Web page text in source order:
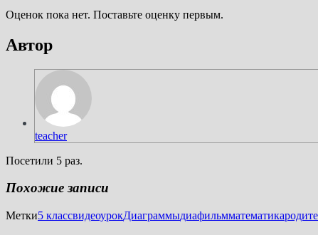
Оценок пока нет. Поставьте оценку первым.
Автор
teacher
Посетили 5 раз.
Похожие записи
Метки5 классвидеоурокДиаграммыдиафильмматематика